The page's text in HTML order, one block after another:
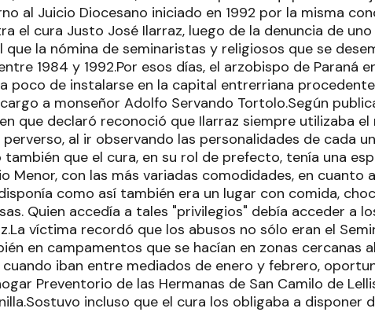
al Juicio Diocesano iniciado en 1992 por la misma
el cura Justo José Ilarraz, luego de la denuncia de
que la nómina de seminaristas y religiosos que se
1984 y 1992.Por esos días, el arzobispo de Paraná
poco de instalarse en la capital entrerriana
a monseñor Adolfo Servando Tortolo.Según
que declaró reconoció que Ilarraz siempre utilizaba el
al ir observando las personalidades de cada
que el cura, en su rol de prefecto, tenía una
Menor, con las más variadas comodidades, en cuanto
como así también era un lugar con comida,
Quien accedía a tales "privilegios" debía acceder a
víctima recordó que los abusos no sólo eran el
en campamentos que se hacían en zonas cercanas
iban entre mediados de enero y febrero,
Preventorio de las Hermanas de San Camilo de
incluso que el cura los obligaba a disponer